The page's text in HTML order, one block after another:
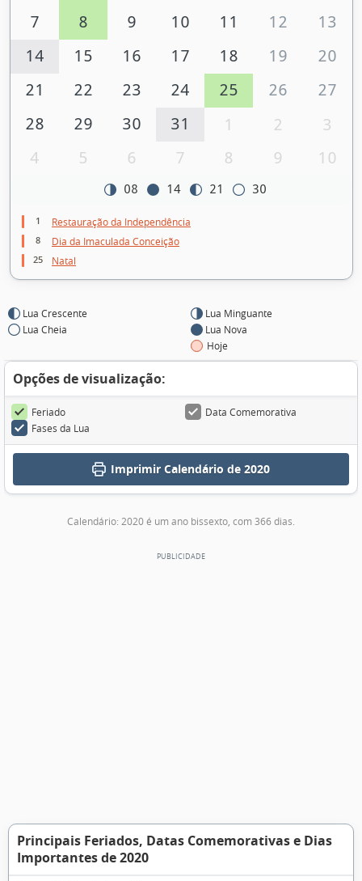
7 8 9 10 11 12
13
14
15 16 17 18 19
20
21
22 23 24 25 26
27
28
29 30 31 1 2
3
4
5 6 7 8 9 10
08 14 21 30
1 Restauração da Independência
8 Dia da Imaculada Conceição
25 Natal
Lua Crescente
Lua Cheia
Lua Minguante
Lua Nova
Hoje
Opções de visualização:
Feriado
Data Comemorativa
Fases da Lua
Imprimir Calendário de 2020
Calendário: 2020 é um ano bissexto, com 366 dias.
Principais Feriados, Datas Comemorativas e Dias
Importantes de 2020